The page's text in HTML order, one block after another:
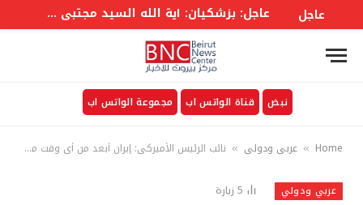
عاجل عاجل: بزشكيان: آية الله السيد مجتبى خامنئي شخصية استثنائية وما يروجه البعض حوله لا يمت للواقع بصلة
نبض قناة الواتس اب مجموعة الواتس اب
Home
» عربي ودولي » نائب الرئيس الأميركي: إيران أبعد من أي وقت مضى عن تطوير قنبلة نووية والمفاوضات تسير بشكل إيجابي
عربي ودولي 5 زيارة